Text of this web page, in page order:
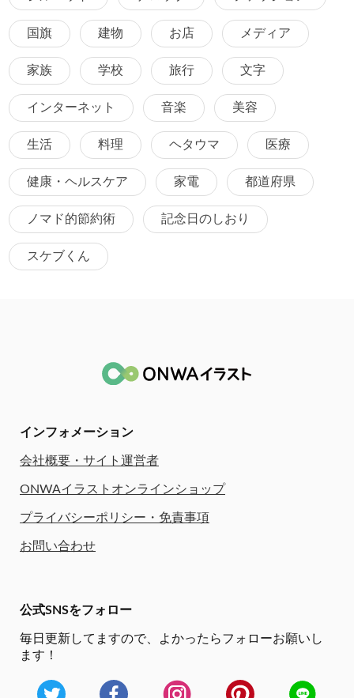
国旗 建物 お店 メディア
家族 学校 旅行 文字
インターネット 音楽 美容
生活 料理 ヘタウマ 医療
健康・ヘルスケア 家電 都道府県
ノマド的節約術 記念日のしおり
スケブくん
インフォメーション
会社概要・サイト運営者
ONWAイラストオンラインショップ
プライバシーポリシー・免責事項
お問い合わせ
公式SNSをフォロー
毎日更新してますので、
よかったらフォローお願いし
ます！